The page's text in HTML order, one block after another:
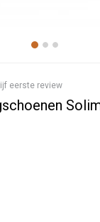
eerste review